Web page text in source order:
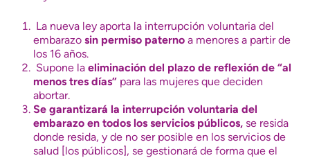
La nueva ley aporta la interrupción voluntaria del
embarazo sin permiso paterno a menores a partir de
los 16 años.
Supone la eliminación del plazo de reflexión de “al
menos tres días” para las mujeres que deciden
abortar.
Se garantizará la interrupción voluntaria del
embarazo en todos los servicios públicos, se resida
donde resida, y de no ser posible en los servicios de
salud [los públicos], se gestionará de forma que el